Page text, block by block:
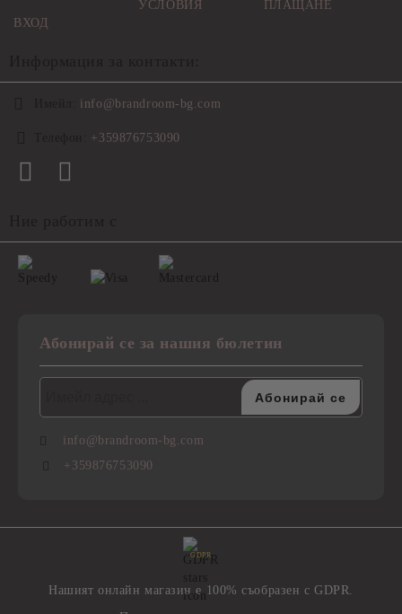
ВХОД
УСЛОВИЯ
ПЛАЩАНЕ
info@brandroom-bg.com
+359876753090
Абонирай се за нашия бюлетин
info@brandroom-bg.com
+359876753090
GDPR
Нашият онлайн магазин е 100% съобразен с GDPR.